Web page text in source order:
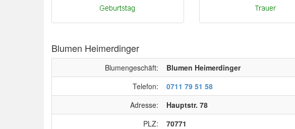
Blumen Heimerdinger
Blumengeschäft:
Blumen Heimerdinger
Telefon:
0711 79 51 58
Adresse:
Hauptstr. 78
PLZ:
70771